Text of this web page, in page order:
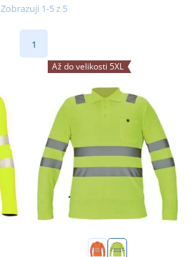
Zobrazuji 1-5 z 5
1
Až do velikosti 5XL